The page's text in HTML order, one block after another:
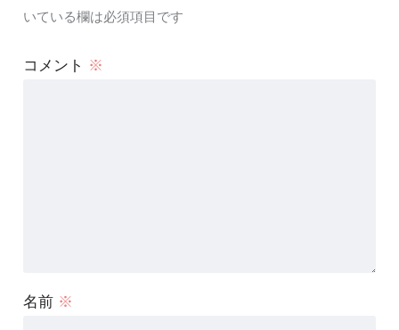
いている欄は必須項目です
コメント ※
名前 ※